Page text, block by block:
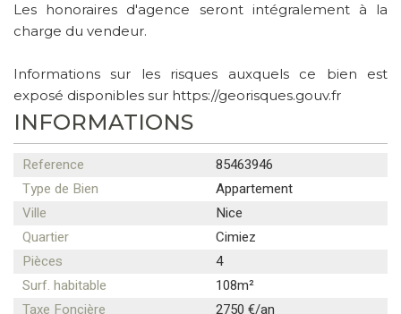
Les honoraires d'agence seront intégralement à la
charge du vendeur.
Informations sur les risques auxquels ce bien est
exposé disponibles sur https://georisques.gouv.fr
INFORMATIONS
Reference
85463946
Type de Bien
Appartement
Ville
Nice
Quartier
Cimiez
Pièces
4
Surf. habitable
108m²
Taxe Foncière
2750 €/an